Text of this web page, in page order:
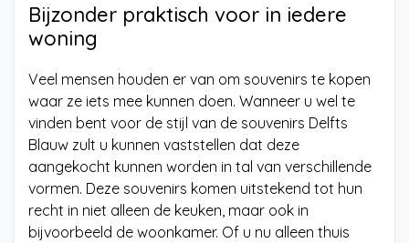
Bijzonder praktisch voor in iedere
woning
Veel mensen houden er van om souvenirs te kopen
waar ze iets mee kunnen doen. Wanneer u wel te
vinden bent voor de stijl van de souvenirs Delfts
Blauw zult u kunnen vaststellen dat deze
aangekocht kunnen worden in tal van verschillende
vormen. Deze souvenirs komen uitstekend tot hun
recht in niet alleen de keuken, maar ook in
bijvoorbeeld de woonkamer. Of u nu alleen thuis